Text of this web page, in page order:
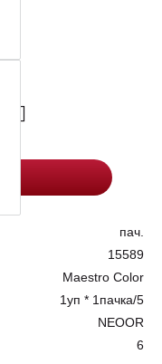
пач.
15589
Maestro Color
1уп * 1пачка/5
NEOOR
6